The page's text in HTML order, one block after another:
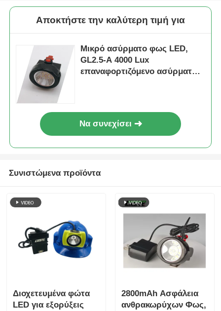
Αποκτήστε την καλύτερη τιμή για
Μικρό ασύρματο φως LED,
GL2.5-A 4000 Lux
επαναφορτιζόμενο ασύρματο
Να συνεχίσει
Συνιστώμενα προϊόντα
Διοχετευμένα φώτα
LED για εξορύξεις
2800mAh Ασφάλεια
ανθρακωρύχων Φως,